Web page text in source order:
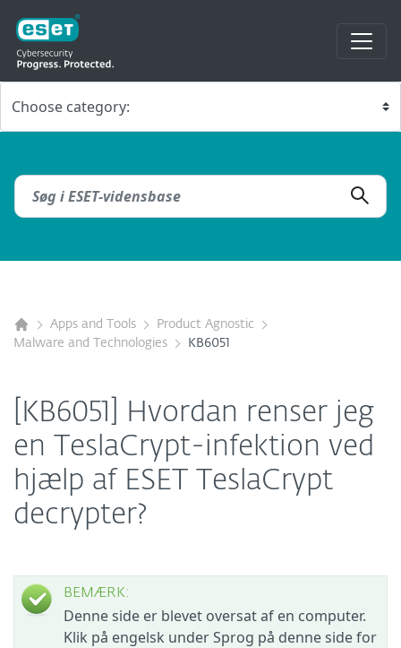
Apps and Tools
Product Agnostic
Malware and Technologies
KB6051
[KB6051] Hvordan renser jeg
en TeslaCrypt-infektion ved
hjælp af ESET TeslaCrypt
decrypter?
BEMÆRK:
Denne side er blevet oversat af en computer.
Klik på engelsk under Sprog på denne side for